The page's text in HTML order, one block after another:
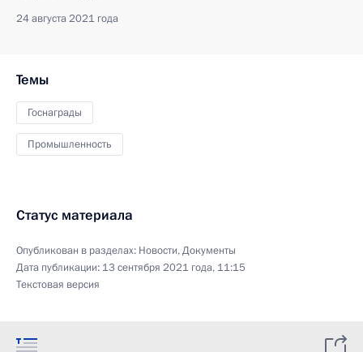
24 августа 2021 года
Темы
Госнаграды
Промышленность
Статус материала
Опубликован в разделах: Новости,Документы
Дата публикации: 13 сентября 2021 года, 11:15
Текстовая версия